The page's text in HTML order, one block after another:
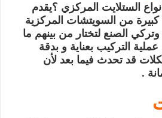
الستلايت المركزي ؟يقدم
من السويتشات المركزية
الصنع لتختار من بينهم ما
التركيب بعناية و بدقة
قد تحدث فيما بعد لأن
.